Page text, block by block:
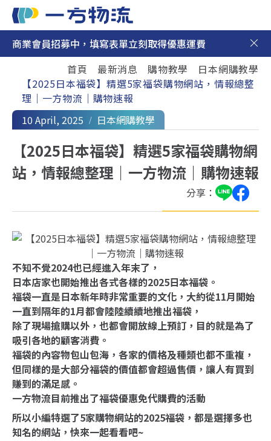
日本集運
日本代購
最新消息
新手上路
聯絡我們
商業會員招募中，填寫表單立刻取得優惠運費
首頁
最新消息 購物教學
日本網購教學
【2025日本福袋】精選5家福袋購物網站，情報總整
理｜一方物流｜購物速報
10 April, 2025
日本網購教學
【2025日本福袋】精選5家福袋購物網
站，情報總整理｜一方物流｜購物速報
分享：
不知不覺2024也已經進入年末了，
日本店家也開始推出各式各樣的2025日本福袋。
福袋一直是日本新年時非常重要的文化，大約從11月開始
一直到隔年的1月都會陸陸續續地推出福袋，
除了現場搶購以外，也都會開放線上預訂，目的就是為了
吸引各地的顧客消費。
福袋的內容物包山包海，各家的價格及種類也都不重複，
但同樣的是大部分福袋的價值都會超過售價，讓人有買到
賺到的滿足感。
一方物流目前推出了福袋優惠免代購費的活動
所以小編特選了5家購物網站的2025福袋，都是選擇多也
知名的網站，快來一起看看吧~